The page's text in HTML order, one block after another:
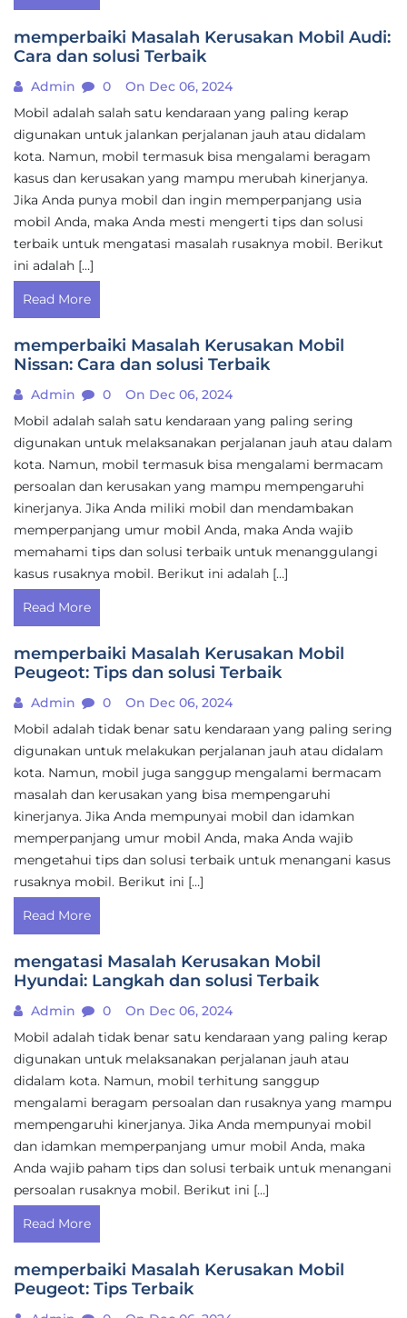
memperbaiki Masalah Kerusakan Mobil Audi:
Cara dan solusi Terbaik
Admin 0
On Dec 06, 2024
Mobil adalah salah satu kendaraan yang paling kerap
digunakan untuk jalankan perjalanan jauh atau didalam
kota. Namun, mobil termasuk bisa mengalami beragam
kasus dan kerusakan yang mampu merubah kinerjanya.
Jika Anda punya mobil dan ingin memperpanjang usia
mobil Anda, maka Anda mesti mengerti tips dan solusi
terbaik untuk mengatasi masalah rusaknya mobil. Berikut
ini adalah […]
Read More
memperbaiki Masalah Kerusakan Mobil
Nissan: Cara dan solusi Terbaik
Admin 0
On Dec 06, 2024
Mobil adalah salah satu kendaraan yang paling sering
digunakan untuk melaksanakan perjalanan jauh atau dalam
kota. Namun, mobil termasuk bisa mengalami bermacam
persoalan dan kerusakan yang mampu mempengaruhi
kinerjanya. Jika Anda miliki mobil dan mendambakan
memperpanjang umur mobil Anda, maka Anda wajib
memahami tips dan solusi terbaik untuk menanggulangi
kasus rusaknya mobil. Berikut ini adalah […]
Read More
memperbaiki Masalah Kerusakan Mobil
Peugeot: Tips dan solusi Terbaik
Admin 0
On Dec 06, 2024
Mobil adalah tidak benar satu kendaraan yang paling sering
digunakan untuk melakukan perjalanan jauh atau didalam
kota. Namun, mobil juga sanggup mengalami bermacam
masalah dan kerusakan yang bisa mempengaruhi
kinerjanya. Jika Anda mempunyai mobil dan idamkan
memperpanjang umur mobil Anda, maka Anda wajib
mengetahui tips dan solusi terbaik untuk menangani kasus
rusaknya mobil. Berikut ini […]
Read More
mengatasi Masalah Kerusakan Mobil
Hyundai: Langkah dan solusi Terbaik
Admin 0
On Dec 06, 2024
Mobil adalah tidak benar satu kendaraan yang paling kerap
digunakan untuk melaksanakan perjalanan jauh atau
didalam kota. Namun, mobil terhitung sanggup
mengalami beragam persoalan dan rusaknya yang mampu
mempengaruhi kinerjanya. Jika Anda mempunyai mobil
dan idamkan memperpanjang umur mobil Anda, maka
Anda wajib paham tips dan solusi terbaik untuk menangani
persoalan rusaknya mobil. Berikut ini […]
Read More
memperbaiki Masalah Kerusakan Mobil
Peugeot: Tips Terbaik